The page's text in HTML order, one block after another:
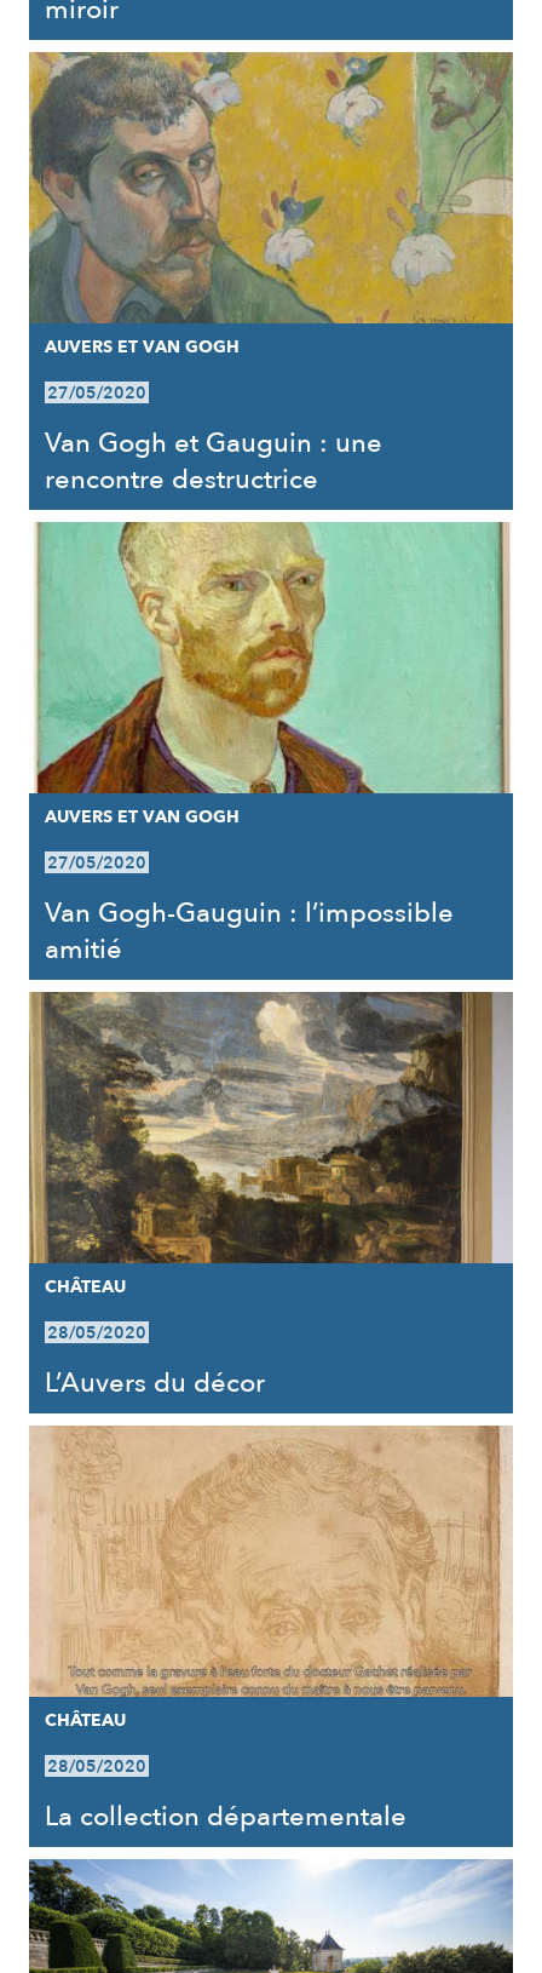
miroir
AUVERS ET VAN GOGH
27/05/2020
Van Gogh et Gauguin : une
rencontre destructrice
AUVERS ET VAN GOGH
27/05/2020
Van Gogh-Gauguin : l’impossible
amitié
CHÂTEAU
28/05/2020
L’Auvers du décor
CHÂTEAU
28/05/2020
La collection départementale